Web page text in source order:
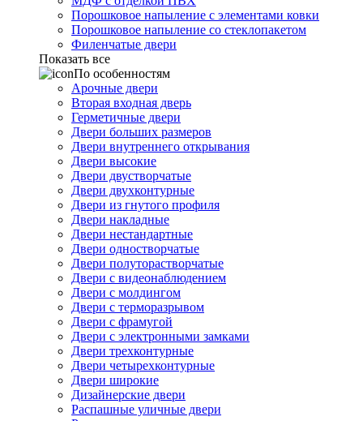
Порошковое напыление с элементами ковки
Порошковое напыление со стеклопакетом
Филенчатые двери
Показать все
По особенностям
Арочные двери
Вторая входная дверь
Герметичные двери
Двери больших размеров
Двери внутреннего открывания
Двери высокие
Двери двустворчатые
Двери двухконтурные
Двери из гнутого профиля
Двери накладные
Двери нестандартные
Двери одностворчатые
Двери полуторастворчатые
Двери с видеонаблюдением
Двери с молдингом
Двери с терморазрывом
Двери с фрамугой
Двери с электронными замками
Двери трехконтурные
Двери четырехконтурные
Двери широкие
Дизайнерские двери
Распашные уличные двери